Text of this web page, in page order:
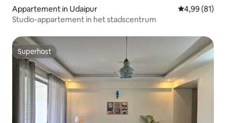
Appartement in Udaipur Gemiddelde
4,99 (81)
Studio-appartement in het stadscentrum
Superhost
Superhost